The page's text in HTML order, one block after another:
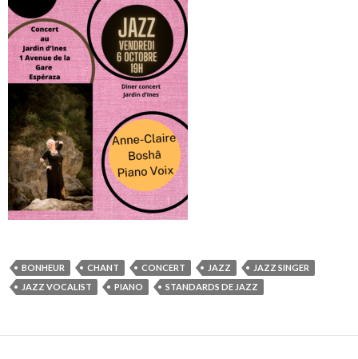
BONHEUR CHANT CONCERT JAZZ
JAZZ SINGER
JAZZ VOCALIST
PIANO STANDARDS DE JAZZ